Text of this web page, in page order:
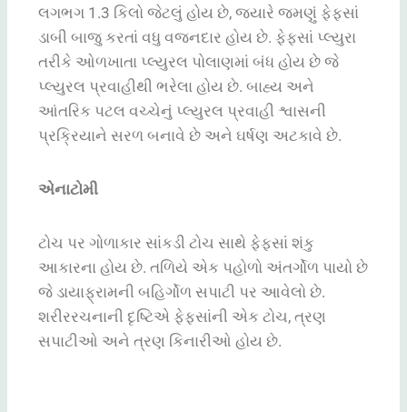
લગભગ 1.3 કિલો જેટલું હોય છે, જ્યારે જમણું ફેફસાં
ડાબી બાજુ કરતાં વધુ વજનદાર હોય છે. ફેફસાં પ્લ્યુરા
તરીકે ઓળખાતા પ્લ્યુરલ પોલાણમાં બંધ હોય છે જે
પ્લ્યુરલ પ્રવાહીથી ભરેલા હોય છે. બાહ્ય અને
આંતરિક પટલ વચ્ચેનું પ્લ્યુરલ પ્રવાહી શ્વાસની
પ્રક્રિયાને સરળ બનાવે છે અને ઘર્ષણ અટકાવે છે.
એનાટોમી
ટોચ પર ગોળાકાર સાંકડી ટોચ સાથે ફેફસાં શંકુ
આકારના હોય છે. તળિયે એક પહોળો અંતર્ગોળ પાયો છે
જે ડાયાફ્રામની બહિર્ગોળ સપાટી પર આવેલો છે.
શરીરરચનાની દૃષ્ટિએ ફેફસાંની એક ટોચ, ત્રણ
સપાટીઓ અને ત્રણ કિનારીઓ હોય છે.